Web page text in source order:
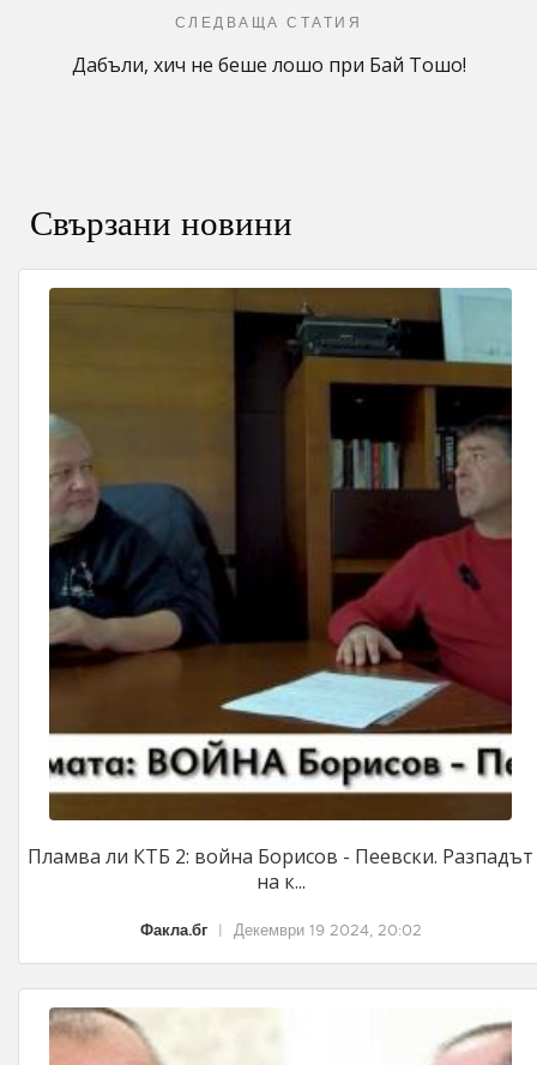
СЛЕДВАЩА СТАТИЯ
Дабъли, хич не беше лошо при Бай Тошо!
Свързани новини
Пламва ли КТБ 2: война Борисов - Пеевски. Разпадът
на к...
Факла.бг Декември 19 2024, 20:02